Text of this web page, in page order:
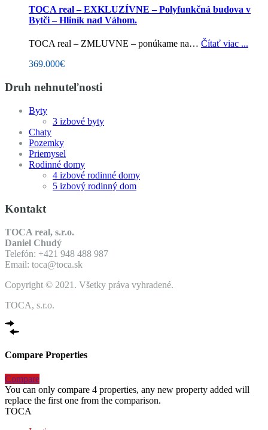
TOCA real – EXKLUZÍVNE – Polyfunkčná budova v
Bytči – Hliník nad Váhom.
TOCA real – ZMLUVNE – ponúkame na… Čítať viac ...
369.000€
Druh nehnuteľnosti
Byty
3 izbové byty
Chaty
Pozemky
Priemysel
Rodinné domy
4 izbové rodinné domy
5 izbový rodinný dom
Kontakt
TOCA real, s.r.o.
Daniel Chudý
Telefón: +421 948 488 987
Email: toca@toca.sk
Copyright © 2021. Všetky práva vyhradené.
TOCA, s.r.o.
Compare Properties
Compare
You can only compare 4 properties, any new property added will
replace the first one from the comparison.
TOCA